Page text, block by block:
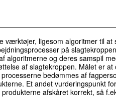
værktøjer, ligesom algoritmer til at
på
algoritmerne og deres samspil
af slagtekroppen. Målet er at
bedømmes af
Et andet vurderingspunkt
afskåret korrekt, så